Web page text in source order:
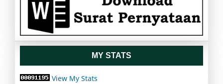
MY STATS
View My Stats